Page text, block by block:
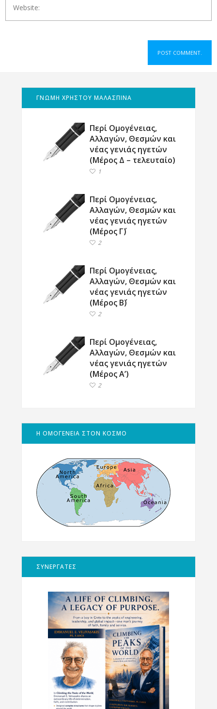
ΓΝΩΜΗ ΧΡΗΣΤΟΥ ΜΑΛΑΣΠΙΝΑ
Περί Ομογένειας,
Αλλαγών, Θεσμών και
νέας γενιάς ηγετών
(Μέρος Δ – τελευταίο)
1
Περί Ομογένειας,
Αλλαγών, Θεσμών και
νέας γενιάς ηγετών
(Μέρος Γ΄)
2
Περί Ομογένειας,
Αλλαγών, Θεσμών και
νέας γενιάς ηγετών
(Μέρος Β΄)
2
Περί Ομογένειας,
Αλλαγών, Θεσμών και
νέας γενιάς ηγετών
(Μέρος Α’)
2
Η ΟΜΟΓΕΝΕΙΑ ΣΤΟΝ ΚΟΣΜΟ
ΣΥΝΕΡΓΑΤΕΣ